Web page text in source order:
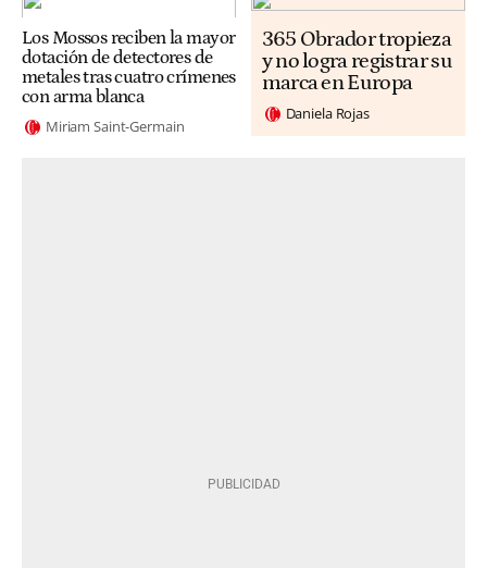
Los Mossos reciben la mayor
dotación de detectores de
metales tras cuatro crímenes
con arma blanca
Miriam Saint-Germain
365 Obrador tropieza
y no logra registrar su
marca en Europa
Daniela Rojas